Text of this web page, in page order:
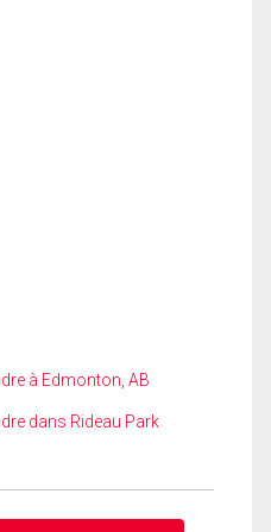
à Edmonton, AB
dans Rideau Park